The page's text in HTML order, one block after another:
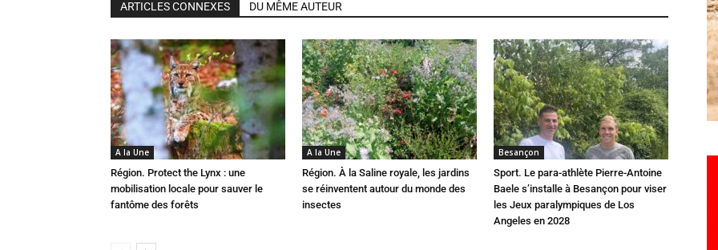
ARTICLES CONNEXES DU MÊME AUTEUR
A la Une
Région. Protect the Lynx : une
mobilisation locale pour sauver le
fantôme des forêts
A la Une
Région. À la Saline royale, les jardins
se réinventent autour du monde des
insectes
Besançon
Sport. Le para-athlète Pierre-Antoine
Baele s’installe à Besançon pour viser
les Jeux paralympiques de Los
Angeles en 2028